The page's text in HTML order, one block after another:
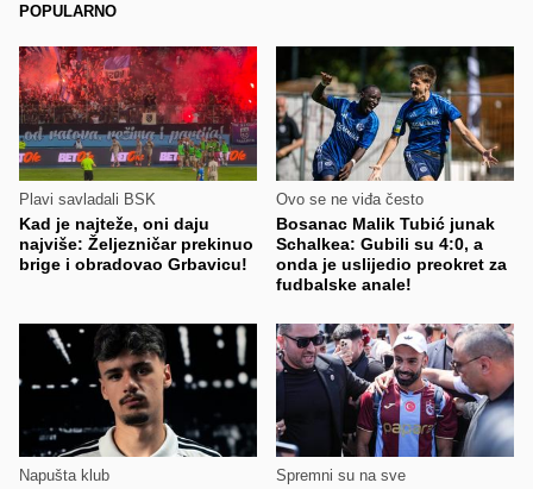
POPULARNO
Plavi savladali BSK
Kad je najteže, oni daju
najviše: Željezničar prekinuo
brige i obradovao Grbavicu!
Ovo se ne viđa često
Bosanac Malik Tubić junak
Schalkea: Gubili su 4:0, a
onda je uslijedio preokret za
fudbalske anale!
Napušta klub Spremni su na sve